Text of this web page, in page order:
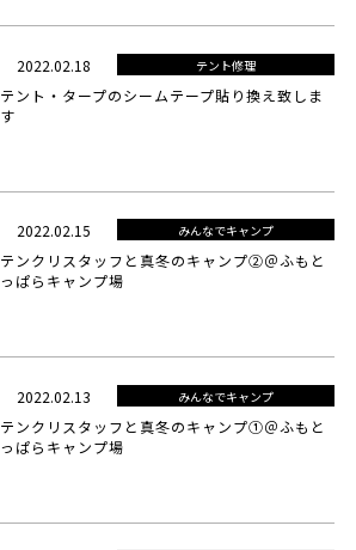
2022.02.18 テント修理
テント・タープのシームテープ貼り換え致しま
す
2022.02.15 みんなでキャンプ
テンクリスタッフと真冬のキャンプ②＠ふもと
っぱらキャンプ場
2022.02.13 みんなでキャンプ
テンクリスタッフと真冬のキャンプ①＠ふもと
っぱらキャンプ場